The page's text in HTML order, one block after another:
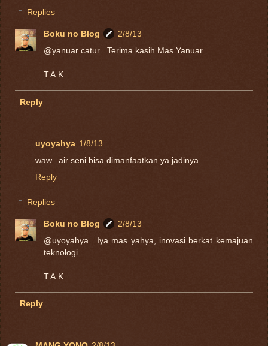
Replies
Boku no Blog
2/8/13
@yanuar catur_ Terima kasih Mas Yanuar..
T.A.K
Reply
uyoyahya 1/8/13
waw...air seni bisa dimanfaatkan ya jadinya
Reply
Replies
Boku no Blog
2/8/13
@uyoyahya_ Iya mas yahya, inovasi berkat kemajuan
teknologi.
T.A.K
Reply